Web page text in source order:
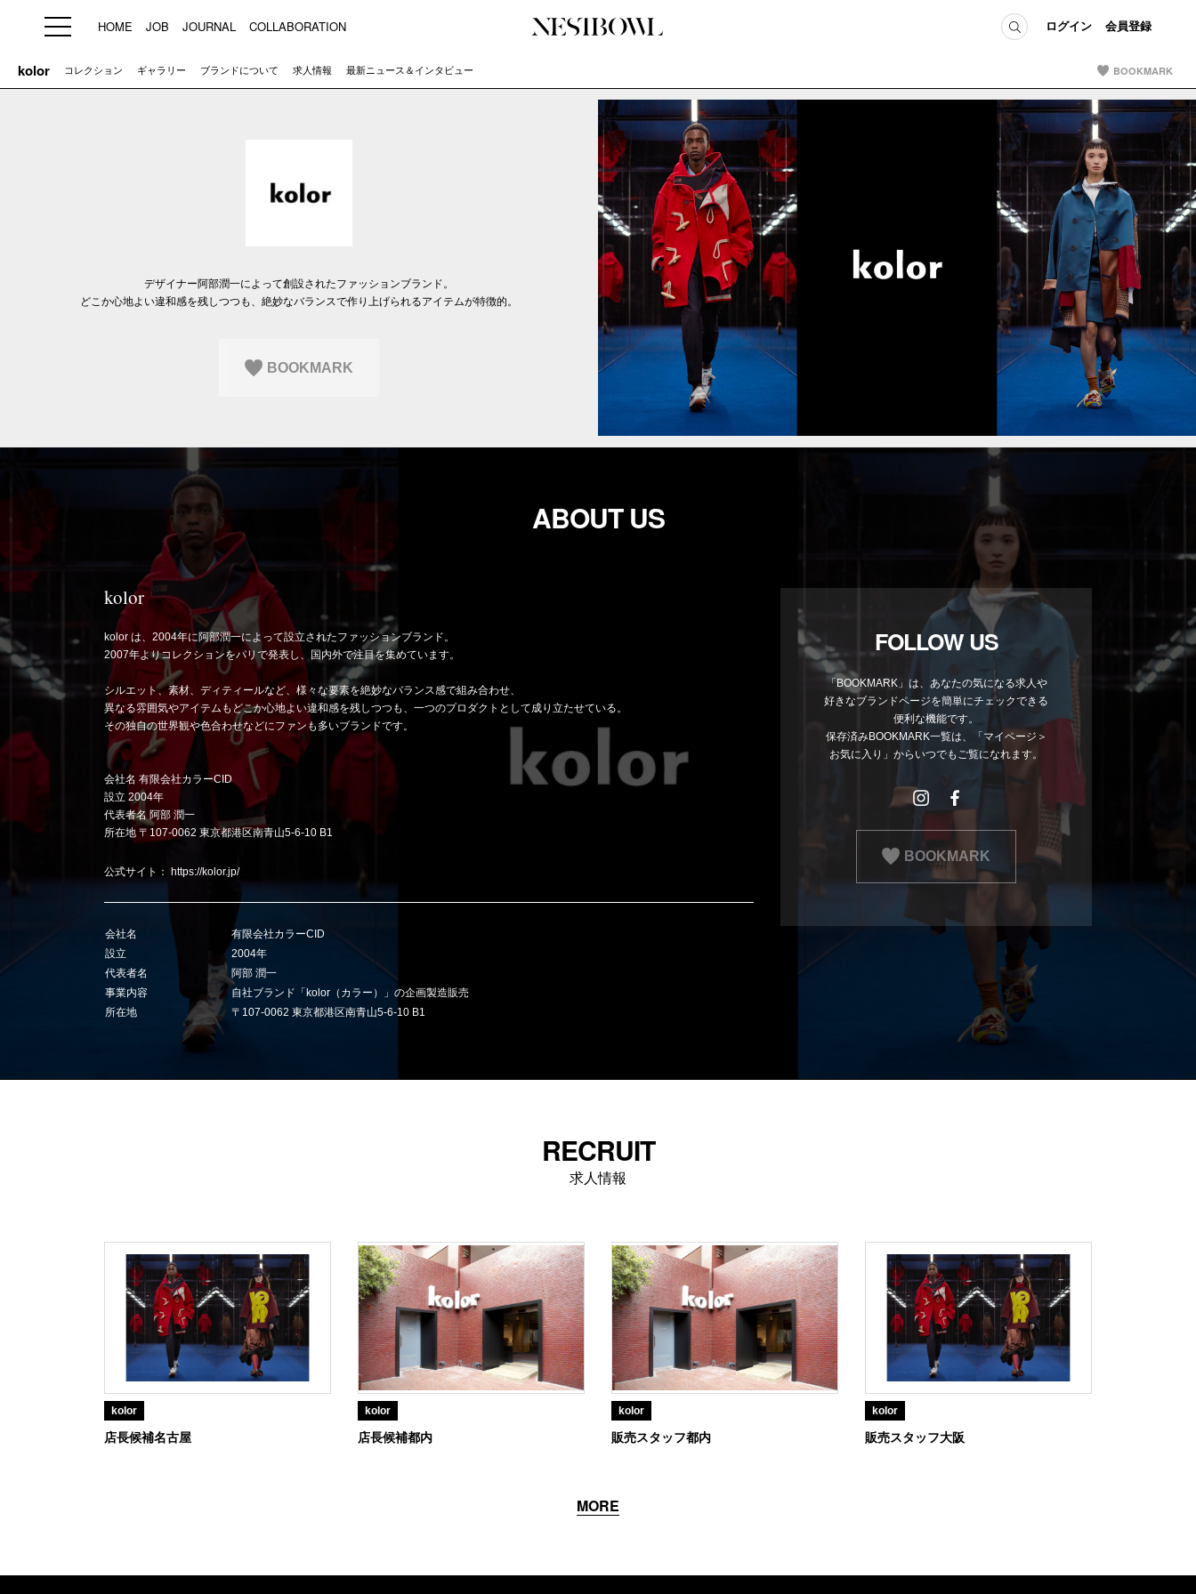
HOME JOB JOURNAL COLLABORATION ログイン 会員登録
ブランド一覧
COLLABORATION
コラボ募集一覧
コラボ募集記事
コラボ実績案内
SERVICE
初めての方へ
Q&A
企業担当の方へ
企業ログイン
プライバシーポリシー 利用規約 運営会社
kolor コレクション ギャラリー ブランドについて 求人情報 最新ニュース＆インタビュー BOOKMARK
デザイナー阿部潤一によって創設されたファッションブランド。
どこか心地よい違和感を残しつつも、絶妙なバランスで作り上げられるアイテムが特徴的。
BOOKMARK
ABOUT US
kolor
kolor は、2004年に阿部潤一によって設立されたファッションブランド。
2007年よりコレクションをパリで発表し、国内外で注目を集めています。
シルエット、素材、ディティールなど、様々な要素を絶妙なバランス感で組み合わせ、
異なる雰囲気やアイテムもどこか心地よい違和感を残しつつも、一つのプロダクトとして成り立たせている。
その独自の世界観や色合わせなどにファンも多いブランドです。
会社名 有限会社カラーCID
設立 2004年
代表者名 阿部 潤一
所在地 〒107-0062 東京都港区南青山5-6-10 B1
公式サイト： https://kolor.jp/
会社名
有限会社カラーCID
設立
2004年
代表者名
阿部 潤一
事業内容
自社ブランド「kolor（カラー）」の企画製造販売
所在地
〒107-0062 東京都港区南青山5-6-10 B1
FOLLOW US
「BOOKMARK」は、あなたの気になる求人や
好きなブランドページを簡単にチェックできる
便利な機能です。
保存済みBOOKMARK一覧は、「マイページ＞
お気に入り」からいつでもご覧になれます。
BOOKMARK
RECRUIT
求人情報
kolor
店長候補名古屋
kolor
店長候補都内
kolor
販売スタッフ都内
kolor
販売スタッフ大阪
MORE